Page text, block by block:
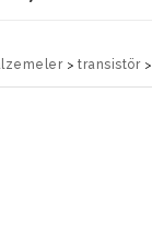
> transistör>